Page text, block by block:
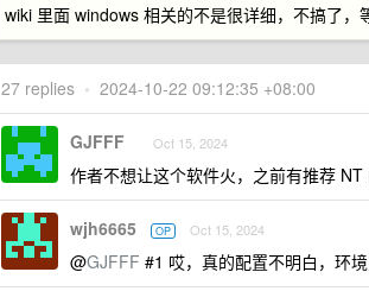
wiki 里面 windows 相关的不是很详细，不搞了，
27 replies • 2024-10-22 09:12:35 +08:00
GJFFF Oct 15, 2024
作者不想让这个软件火，之前有推荐
wjh6665 OP Oct 15, 2024
@GJFFF #1 哎，真的配置不明白，环